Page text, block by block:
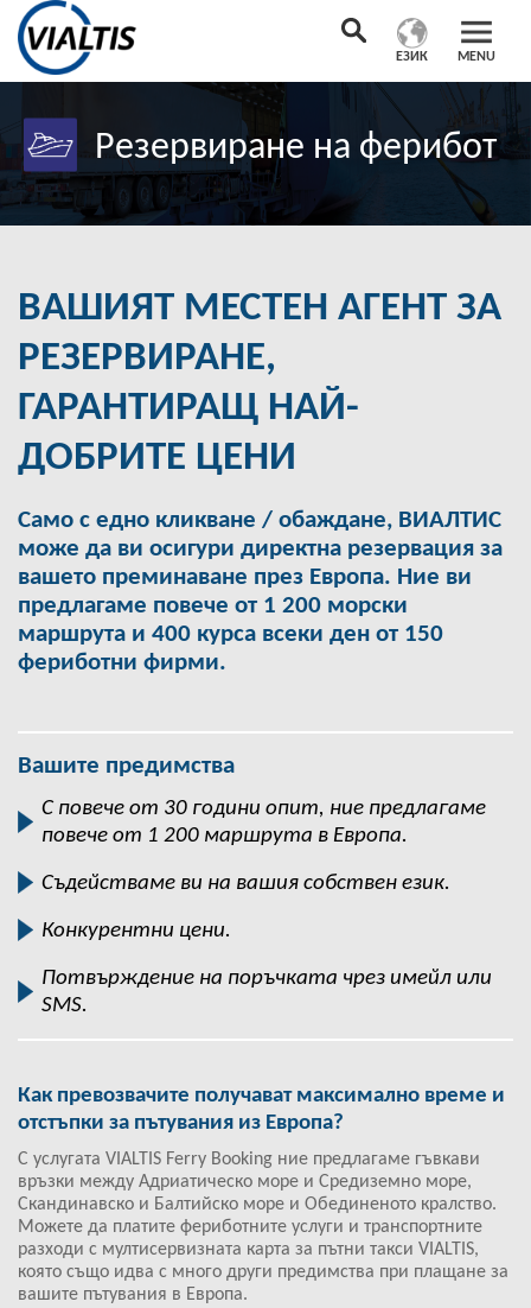
MENU
ЕЗИК
Резервиране на ферибот
ВАШИЯТ МЕСТЕН АГЕНТ ЗА
РЕЗЕРВИРАНЕ,
ГАРАНТИРАЩ НАЙ-
ДОБРИТЕ ЦЕНИ
Само с едно кликване / обаждане, ВИАЛТИС
може да ви осигури директна резервация за
вашето преминаване през Европа. Ние ви
предлагаме повече от 1 200 морски
маршрута и 400 курса всеки ден от 150
фериботни фирми.
Вашите предимства
С повече от 30 години опит, ние предлагаме
повече от 1 200 маршрута в Европа.
Съдействаме ви на вашия собствен език.
Конкурентни цени.
Потвърждение на поръчката чрез имейл или
SMS.
Как превозвачите получават максимално време и
отстъпки за пътувания из Европа?
С услугата VIALTIS Ferry Booking ние предлагаме гъвкави
връзки между Адриатическо море и Средиземно море,
Скандинавско и Балтийско море и Обединеното кралство.
Можете да платите фериботните услуги и транспортните
разходи с мултисервизната карта за пътни такси VIALTIS,
която също идва с много други предимства при плащане за
вашите пътувания в Европа.